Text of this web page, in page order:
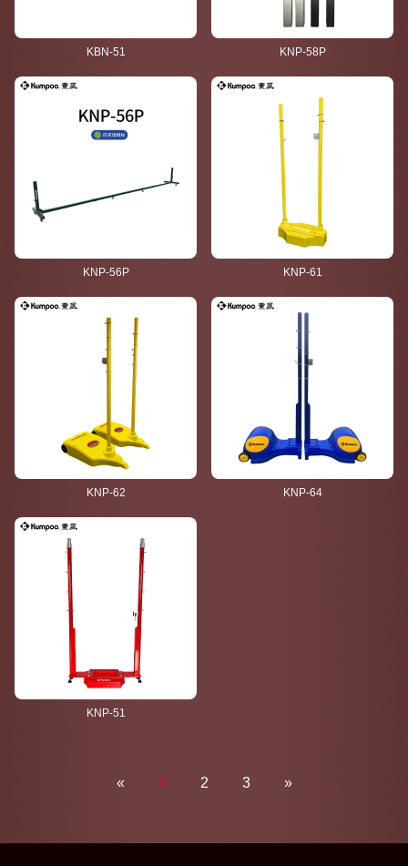
KBN-51 KNP-58P
KNP-56P KNP-61
KNP-62 KNP-64
KNP-51
« 1 2 3 »